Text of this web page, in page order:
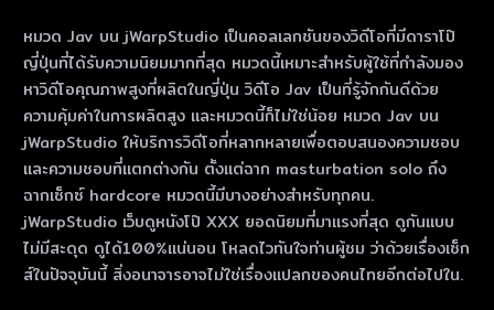
หมวด Jav บน jWarpStudio เป็นคอลเลกชันของวิดีโอที่มีดาราโป๊
ญี่ปุ่นที่ได้รับความนิยมมากที่สุด หมวดนี้เหมาะสําหรับผู้ใช้ที่กําลังมอง
หาวิดีโอคุณภาพสูงที่ผลิตในญี่ปุ่น วิดีโอ Jav เป็นที่รู้จักกันดีด้วย
ความคุ้มค่าในการผลิตสูง และหมวดนี้ก็ไม่ใช่น้อย หมวด Jav บน
jWarpStudio ให้บริการวิดีโอที่หลากหลายเพื่อตอบสนองความชอบ
และความชอบที่แตกต่างกัน ตั้งแต่ฉาก masturbation solo ถึง
ฉากเซ็กซ์ hardcore หมวดนี้มีบางอย่างสําหรับทุกคน.
jWarpStudio เว็บดูหนังโป๊ XXX ยอดนิยมที่มาแรงที่สุด ดูกันแบบ
ไม่มีสะดุด ดูได้100%แน่นอน โหลดไวทันใจท่านผู้ชม ว่าด้วยเรื่องเซ็ก
ส์ในปัจจุบันนี้ สิ่งอนาจารอาจไม่ใช่เรื่องแปลกของคนไทยอีกต่อไปใน.